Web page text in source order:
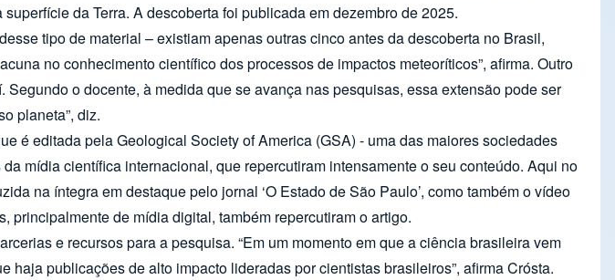
da Terra. A descoberta foi publicada em dezembro de 2025.
tipo de material – existiam apenas outras cinco antes da descoberta no Brasil,
no conhecimento científico dos processos de impactos meteoríticos”, afirma. Outro
o docente, à medida que se avança nas pesquisas, essa extensão pode ser
planeta”, diz.
é editada pela Geological Society of America (GSA) - uma das maiores sociedades
mídia científica internacional, que repercutiram intensamente o seu conteúdo. Aqui no
na íntegra em destaque pelo jornal ‘O Estado de São Paulo’, como também o vídeo
principalmente de mídia digital, também repercutiram o artigo.
e recursos para a pesquisa. “Em um momento em que a ciência brasileira vem
publicações de alto impacto lideradas por cientistas brasileiros”, afirma Crósta.